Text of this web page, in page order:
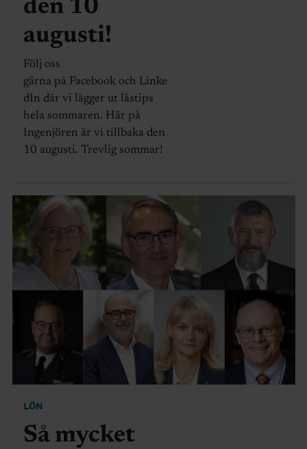
den 10
augusti!
Följ oss
gärna på Facebook och Linke
dIn där vi lägger ut lästips
hela sommaren. Här på
Ingenjören är vi tillbaka den
10 augusti. Trevlig sommar!
LÖN
Så mycket